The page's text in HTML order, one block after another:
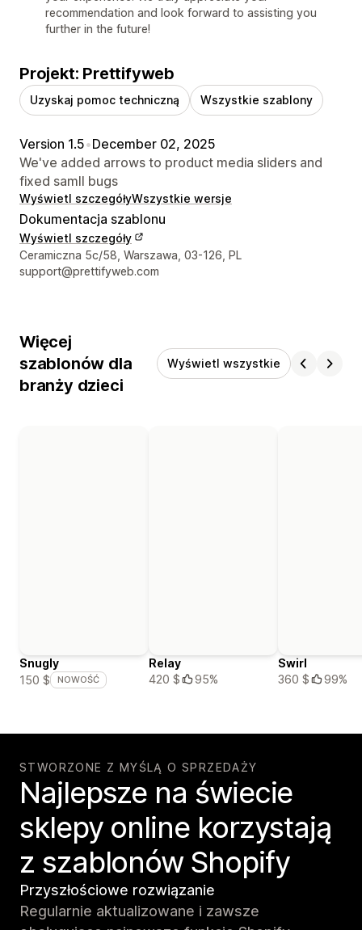
recommendation and look forward to assisting you
further in the future!
Projekt: Prettifyweb
Uzyskaj pomoc techniczną Wszystkie szablony
Version 1.5•December 02, 2025
We've added arrows to product media sliders and
fixed samll bugs
Wyświetl szczegółyWszystkie wersje
Dokumentacja szablonu
Wyświetl szczegóły
Dane kontaktowe projektanta
Ceramiczna 5c/58, Warszawa, 03-126, PL
support@prettifyweb.com
Więcej
szablonów dla
branży dzieci
Wyświetl wszystkie
Snugly
150 $
NOWOŚĆ
Relay
420 $
95%
Swirl
360 $
99%
STWORZONE Z MYŚLĄ O SPRZEDAŻY
Najlepsze na świecie
sklepy online korzystają
z szablonów Shopify
Przyszłościowe rozwiązanie
Regularnie aktualizowane i zawsze